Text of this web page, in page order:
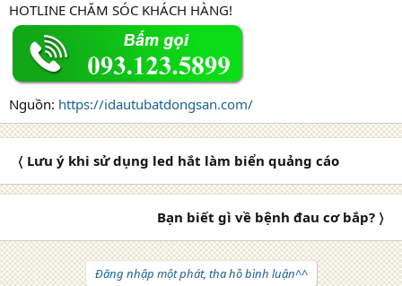
HOTLINE CHĂM SÓC KHÁCH HÀNG!
Nguồn: https://idautubatdongsan.com/
〈 Lưu ý khi sử dụng led hắt làm biển quảng cáo
Bạn biết gì về bệnh đau cơ bắp? 〉
Đăng nhập một phát, tha hồ bình luận^^